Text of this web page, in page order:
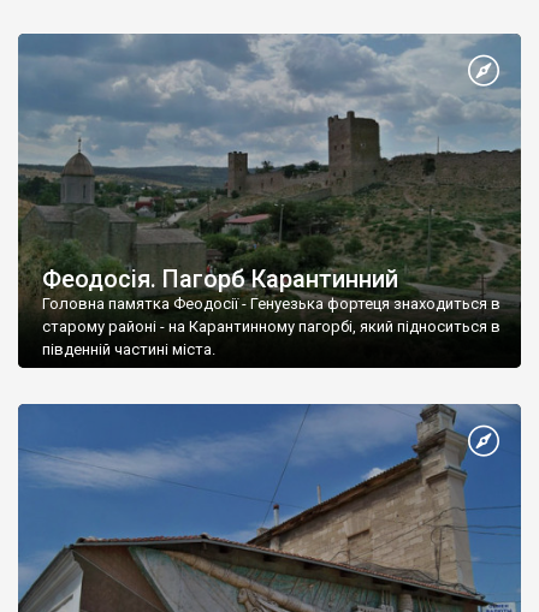
Феодосія. Пагорб Карантинний
Головна памятка Феодосії - Генуезька фортеця знаходиться в
старому районі - на Карантинному пагорбі, який підноситься в
південній частині міста.